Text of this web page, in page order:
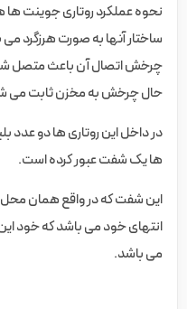
نحوه عملکرد روتاری جوینت
ساختار آنها به صورت هرزگرد
چرخش اتصال آن باعث متصل
حال چرخش به مخزن ثابت می
در داخل این روتاری ها دو عدد
ها یک شفت عبور کرده است.
این شفت که در واقع همان محل
انتهای خود می باشد که خود
می باشد.